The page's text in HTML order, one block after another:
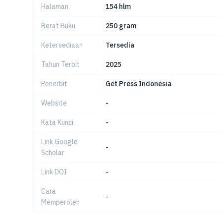
Halaman 154 hlm
Berat Buku 250 gram
Ketersediaan Tersedia
Tahun Terbit 2025
Penerbit Get Press Indonesia
Website -
Kata Kunci -
Link Google
Scholar
-
Link DOI -
Cara
Memperoleh
-